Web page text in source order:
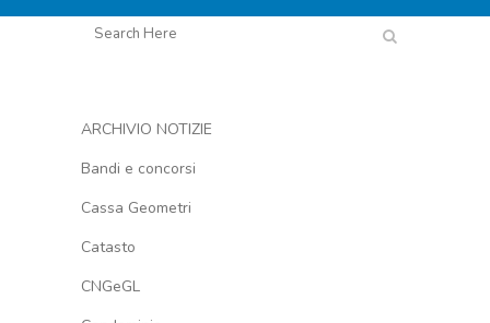
ARCHIVIO NOTIZIE
Bandi e concorsi
Cassa Geometri
Catasto
CNGeGL